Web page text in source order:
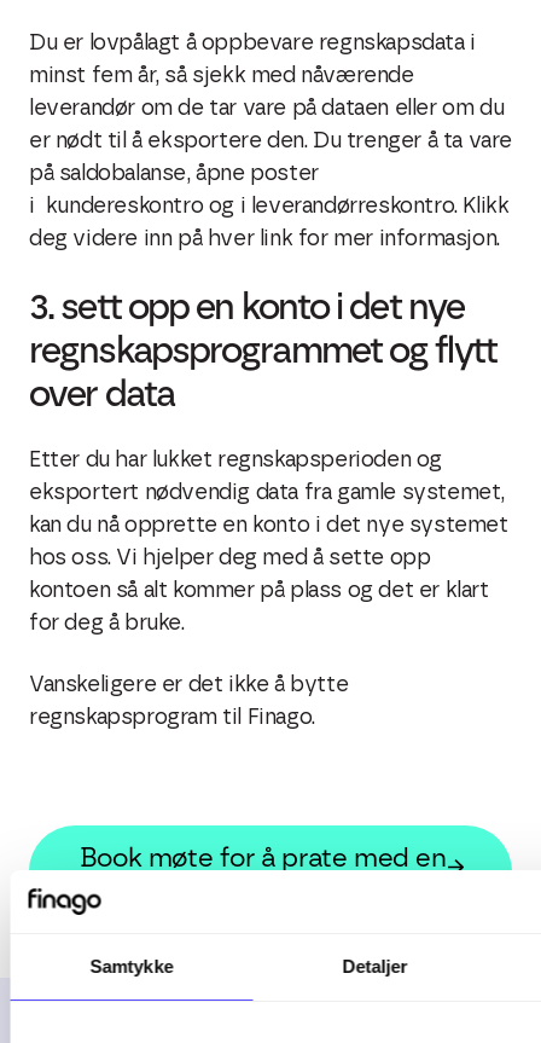
Samtykke Detaljer
Du er lovpålagt å oppbevare regnskapsdata i
minst fem år, så sjekk med nåværende
leverandør om de tar vare på dataen eller om du
er nødt til å eksportere den. Du trenger å ta vare
på saldobalanse, åpne poster
i
kundereskontro og i leverandørreskontro. Klikk
deg videre inn på hver link for mer informasjon.
3. sett opp en konto i det nye
regnskapsprogrammet og flytt
over data
Etter du har lukket regnskapsperioden og
eksportert nødvendig data fra gamle systemet,
kan du nå opprette en konto i det nye systemet
hos oss. Vi hjelper deg med å sette opp
kontoen så alt kommer på plass og det er klart
for deg å bruke.
Vanskeligere er det ikke å bytte
regnskapsprogram til Finago.
Book møte for å prate med en